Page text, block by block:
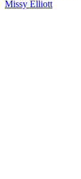
Missy Elliott